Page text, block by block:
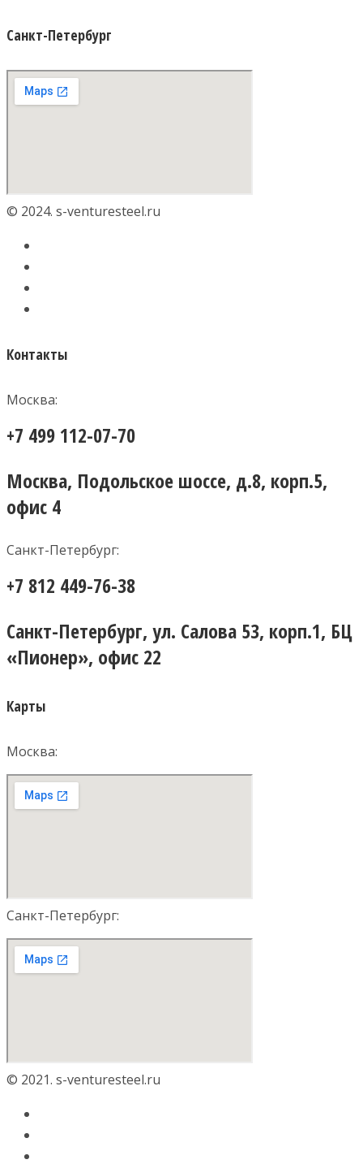
Санкт-Петербург
© 2024. s-venturesteel.ru
Контакты
Москва:
+7 499 112-07-70
Москва, Подольское шоссе, д.8, корп.5,
офис 4
Санкт-Петербург:
+7 812 449-76-38
Санкт-Петербург, ул. Салова 53, корп.1, БЦ
«Пионер», офис 22
Карты
Москва:
Санкт-Петербург:
© 2021. s-venturesteel.ru